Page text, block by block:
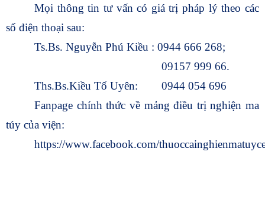
Mọi thông tin tư vấn có giá trị pháp lý theo các
số điện thoại sau:
Ts.Bs. Nguyễn Phú Kiều : 0944 666 268;
09157 999 66.
Ths.Bs.Kiều Tố Uyên: 0944 054 696
Fanpage chính thức về mảng điều trị nghiện ma
túy của viện:
https://www.facebook.com/